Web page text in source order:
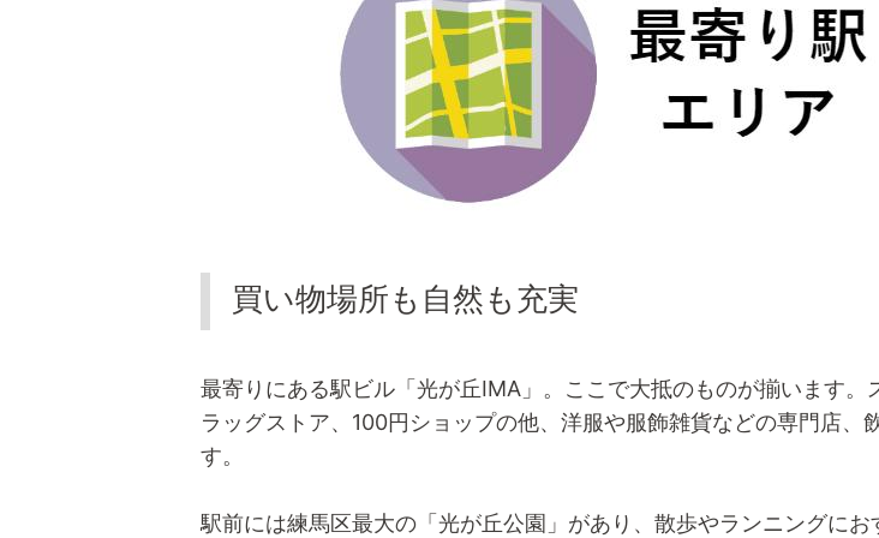
買い物場所も自然も充実
最寄りにある駅ビル「光が丘IMA」。ここで大抵のものが揃います。
ラッグストア、100円ショップの他、洋服や服飾雑貨などの専門店、
す。
駅前には練馬区最大の「光が丘公園」があり、散歩やランニングにお